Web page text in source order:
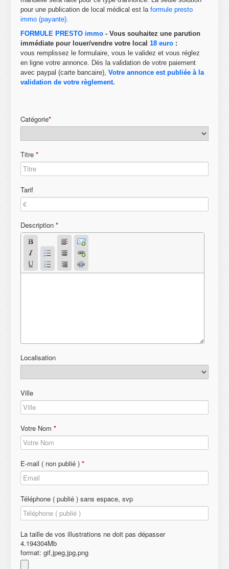
pour une publication de local médical est la formule presto
immo (payante).
FORMULE PRESTO immo - Vous souhaitez une parution
immédiate pour louer/vendre votre local 18 euro :
vous remplissez le formulaire, vous le validez et vous réglez
en ligne votre annonce. Dès la validation de votre paiement
avec paypal (carte bancaire), Votre annonce est publiée à la
validation de votre règlement.
Catégorie*
Titre *
Tarif
Description *
Localisation
Ville
Votre Nom *
E-mail ( non publié ) *
Téléphone ( publié ) sans espace, svp
La taille de vos illustrations ne doit pas dépasser
4.194304Mb
format: gif,jpeg,jpg,png